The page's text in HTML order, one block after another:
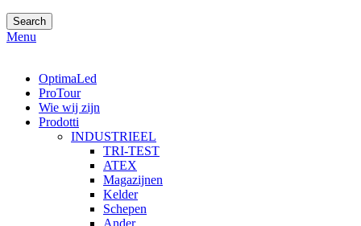
Search
Menu
OptimaLed
ProTour
Wie wij zijn
Prodotti
INDUSTRIEEL
TRI-TEST
ATEX
Magazijnen
Kelder
Schepen
Ander